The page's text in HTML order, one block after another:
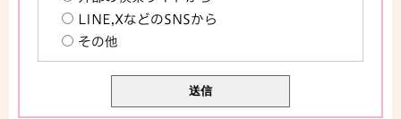
LINE,XなどのSNSから
その他